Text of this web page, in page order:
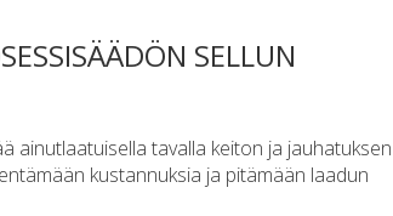
SELLUN
ainutlaatuisella tavalla keiton ja jauhatuksen
kustannuksia ja pitämään laadun